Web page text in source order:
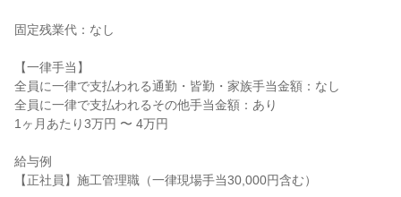
固定残業代：なし
【一律手当】
全員に一律で支払われる通勤・皆勤・家族手当金額：なし
全員に一律で支払われるその他手当金額：あり
1ヶ月あたり3万円 〜 4万円
給与例
【正社員】施工管理職（一律現場手当30,000円含む）